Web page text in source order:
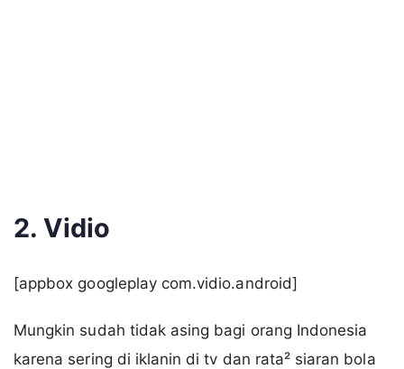
2. Vidio
[appbox googleplay com.vidio.android]
Mungkin sudah tidak asing bagi orang Indonesia
karena sering di iklanin di tv dan rata² siaran bola